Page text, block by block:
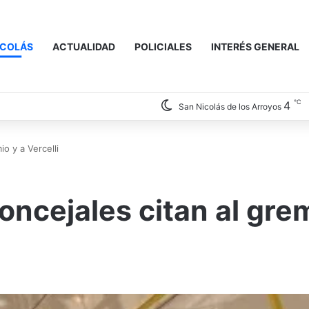
ACTUALIDAD POLICIALES INTERÉS GENERAL
San Nicolás de los Arroyos 4 ℃
y a Vercelli
citan al